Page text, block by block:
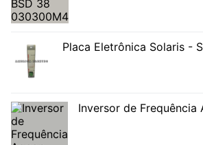
Placa Eletrônica Solaris -
Inversor de Frequência